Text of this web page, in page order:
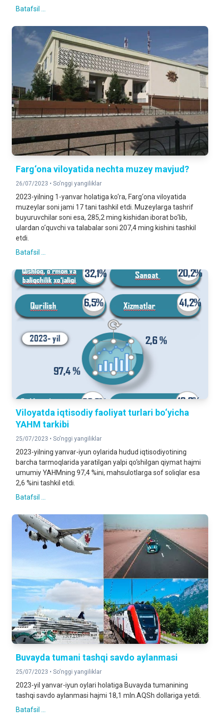
Batafsil ...
Farg‘ona viloyatida nechta muzey mavjud?
26/07/2023 • So'nggi yangiliklar
2023-yilning 1-yanvar holatiga ko‘ra, Farg‘ona viloyatida
muzeylar soni jami 17 tani tashkil etdi. Muzeylarga tashrif
buyuruvchilar soni esa, 285,2 ming kishidan iborat bo‘lib,
ulardan o‘quvchi va talabalar soni 207,4 ming kishini tashkil
etdi.
Batafsil ...
Viloyatda iqtisodiy faoliyat turlari bo‘yicha
YAHM tarkibi
25/07/2023 • So'nggi yangiliklar
2023-yilning yanvar-iyun oylarida hudud iqtisodiyotining
barcha tarmoqlarida yaratilgan yalpi qo‘shilgan qiymat hajmi
umumiy YAHMning 97,4 %ini, mahsulotlarga sof soliqlar esa
2,6 %ini tashkil etdi.
Batafsil ...
Buvayda tumani tashqi savdo aylanmasi
25/07/2023 • So'nggi yangiliklar
2023-yil yanvar-iyun oylari holatiga Buvayda tumanining
tashqi savdo aylanmasi hajmi 18,1 mln.AQSh dollariga yetdi.
Batafsil ...